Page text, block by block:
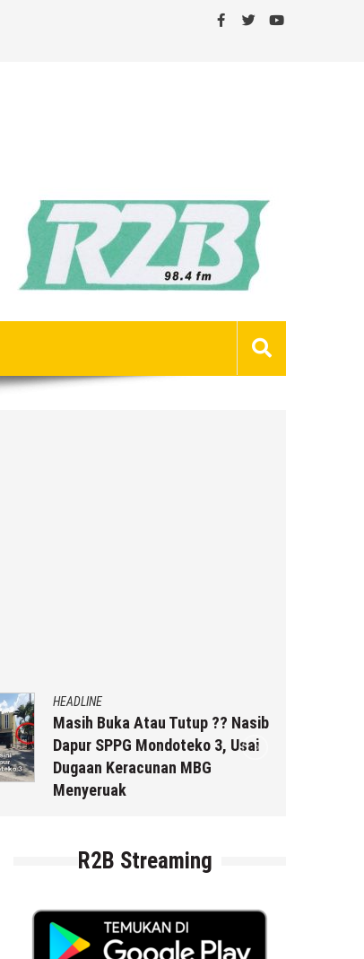
HEADLINE
Masih Buka Atau Tutup ?? Nasib
Dapur SPPG Mondoteko 3, Usai
Dugaan Keracunan MBG
Menyeruak
R2B Streaming